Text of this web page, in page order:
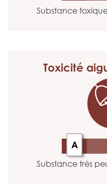
Substance
Toxicité
A
Substance très